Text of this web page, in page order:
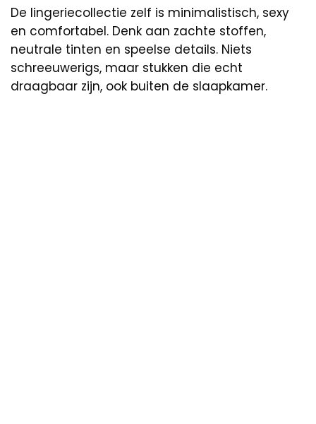
De lingeriecollectie zelf is minimalistisch, sexy
en comfortabel. Denk aan zachte stoffen,
neutrale tinten en speelse details. Niets
schreeuwerigs, maar stukken die echt
draagbaar zijn, ook buiten de slaapkamer.